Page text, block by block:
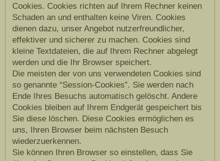
Cookies. Cookies richten auf Ihrem Rechner keinen
Schaden an und enthalten keine Viren. Cookies
dienen dazu, unser Angebot nutzerfreundlicher,
effektiver und sicherer zu machen. Cookies sind
kleine Textdateien, die auf Ihrem Rechner abgelegt
werden und die Ihr Browser speichert.
Die meisten der von uns verwendeten Cookies sind
so genannte “Session-Cookies”. Sie werden nach
Ende Ihres Besuchs automatisch gelöscht. Andere
Cookies bleiben auf Ihrem Endgerät gespeichert bis
Sie diese löschen. Diese Cookies ermöglichen es
uns, Ihren Browser beim nächsten Besuch
wiederzuerkennen.
Sie können Ihren Browser so einstellen, dass Sie